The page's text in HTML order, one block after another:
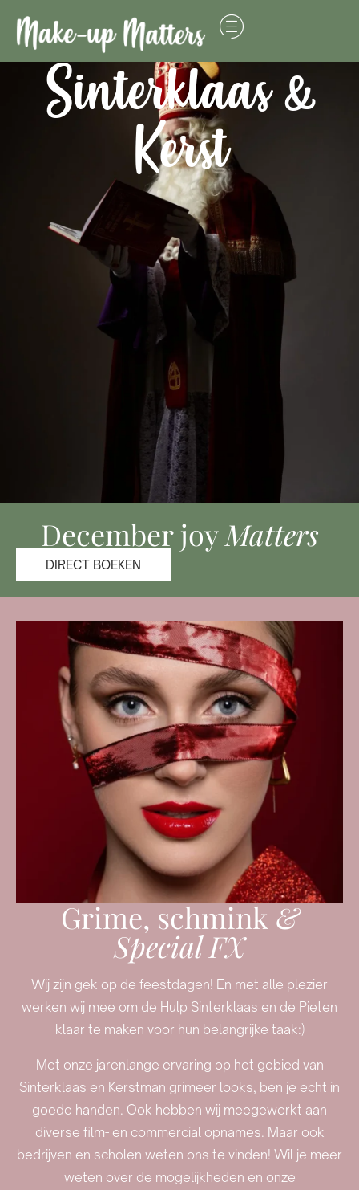
Sinterklaas &
Kerst
December joy Matters
DIRECT BOEKEN
Grime, schmink &
Special FX
Wij zijn gek op de feestdagen! En met alle plezier
werken wij mee om de Hulp Sinterklaas en de Pieten
klaar te maken voor hun belangrijke taak:)
Met onze jarenlange ervaring op het gebied van
Sinterklaas en Kerstman grimeer looks, ben je echt in
goede handen. Ook hebben wij meegewerkt aan
diverse film- en commercial opnames. Maar ook
bedrijven en scholen weten ons te vinden! Wil je meer
weten over de mogelijkheden en onze